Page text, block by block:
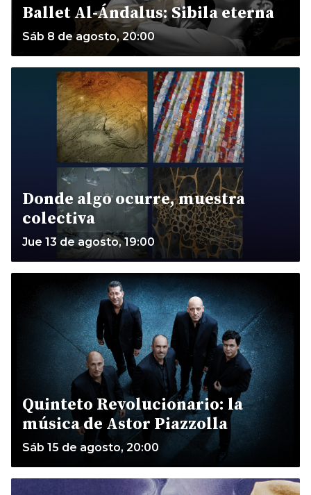
Ballet Al-Ándalus: Sibila eterna
Sáb 8 de agosto, 20:00
Donde algo ocurre, muestra
colectiva
Jue 13 de agosto, 19:00
Quinteto Revolucionario: la
música de Astor Piazzolla
Sáb 15 de agosto, 20:00